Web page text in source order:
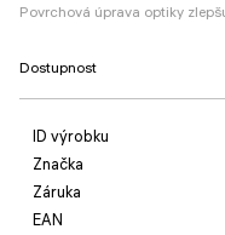
Povrchová úprava optiky
Dostupnost
ID výrobku
Značka
Záruka
EAN